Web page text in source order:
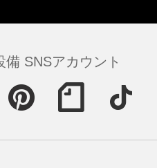
SNSアカウント